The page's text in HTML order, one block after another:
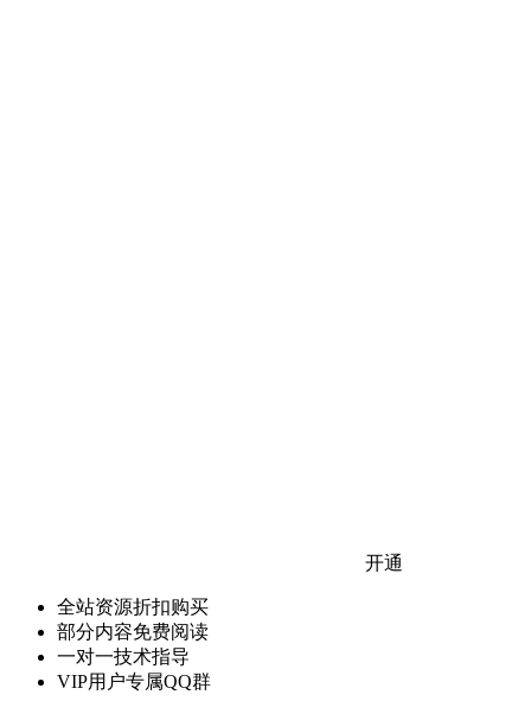
开通
全站资源折扣购买
部分内容免费阅读
一对一技术指导
VIP用户专属QQ群